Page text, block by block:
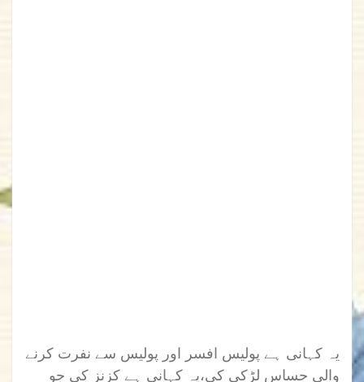
یہ کہانی ہے پولیس افسر اور پولیس سے نفرت کرنے
والی حساس لڑکی کی،یہ کہانی ہے کزنز کی جو